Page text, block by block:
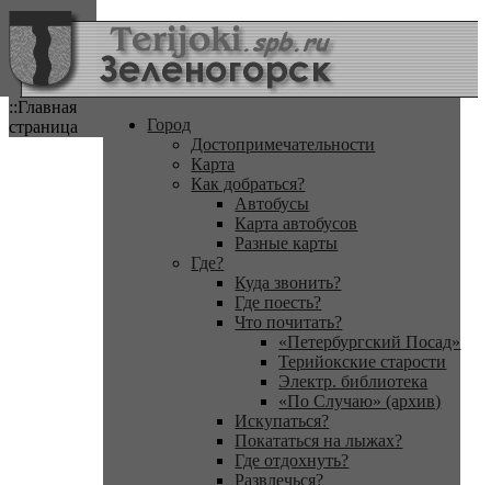
::Главная
страница
Город
Достопримечательности
Карта
Как добраться?
Автобусы
Карта автобусов
Разные карты
Где?
Куда звонить?
Где поесть?
Что почитать?
«Петербургский Посад»
Терийокские старости
Электр. библиотека
«По Случаю» (архив)
Искупаться?
Покататься на лыжах?
Где отдохнуть?
Развлечься?